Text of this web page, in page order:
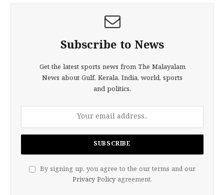
Subscribe to News
Get the latest sports news from The Malayalam
News about Gulf, Kerala, India, world, sports
and politics.
By signing up, you agree to the our terms and our
Privacy Policy agreement.